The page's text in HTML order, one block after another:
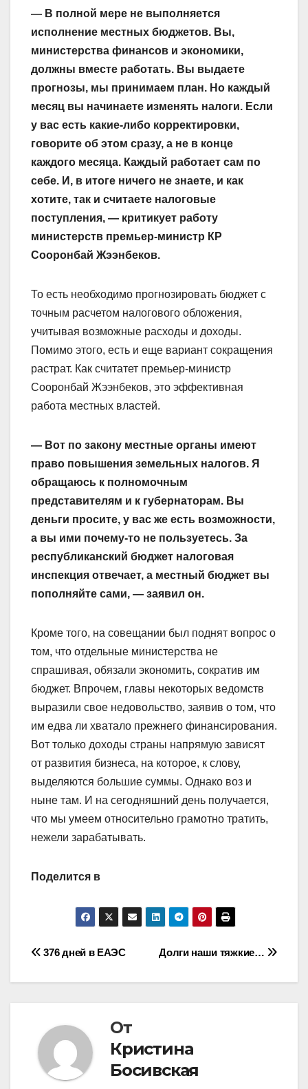
— В полной мере не выполняется
исполнение местных бюджетов. Вы,
министерства финансов и экономики,
должны вместе работать. Вы выдаете
прогнозы, мы принимаем план. Но каждый
месяц вы начинаете изменять налоги. Если
у вас есть какие-либо корректировки,
говорите об этом сразу, а не в конце
каждого месяца. Каждый работает сам по
себе. И, в итоге ничего не знаете, и как
хотите, так и считаете налоговые
поступления, — критикует работу
министерств премьер-министр КР
Сооронбай Жээнбеков.
То есть необходимо прогнозировать бюджет с
точным расчетом налогового обложения,
учитывая возможные расходы и доходы.
Помимо этого, есть и еще вариант сокращения
растрат. Как считатет премьер-министр
Сооронбай Жээнбеков, это эффективная
работа местных властей.
— Вот по закону местные органы имеют
право повышения земельных налогов. Я
обращаюсь к полномочным
представителям и к губернаторам. Вы
деньги просите, у вас же есть возможности,
а вы ими почему-то не пользуетесь. За
республиканский бюджет налоговая
инспекция отвечает, а местный бюджет вы
пополняйте сами, — заявил он.
Кроме того, на совещании был поднят вопрос о
том, что отдельные министерства не
спрашивая, обязали экономить, сократив им
бюджет. Впрочем, главы некоторых ведомств
выразили свое недовольство, заявив о том, что
им едва ли хватало прежнего финансирования.
Вот только доходы страны напрямую зависят
от развития бизнеса, на которое, к слову,
выделяются большие суммы. Однако воз и
ныне там. И на сегодняшний день получается,
что мы умеем относительно грамотно тратить,
нежели зарабатывать.
Поделится в
Навигация
по
Долги наши тяжкие…
376 дней в ЕАЭС
От
Кристина
Босивская